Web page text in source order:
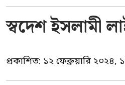
স্বদেশ ইসলামী
প্রকাশিত: ১২ ফেব্রুয়ারি ২০২৪,